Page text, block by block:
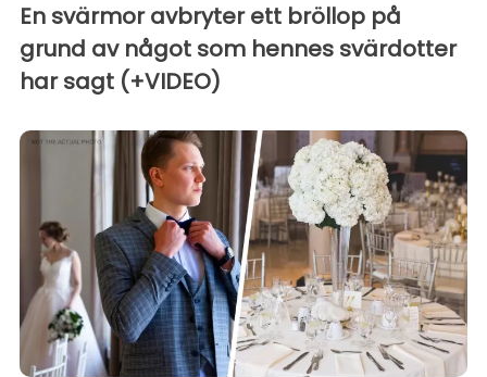
En svärmor avbryter ett bröllop på
grund av något som hennes svärdotter
har sagt (+VIDEO)